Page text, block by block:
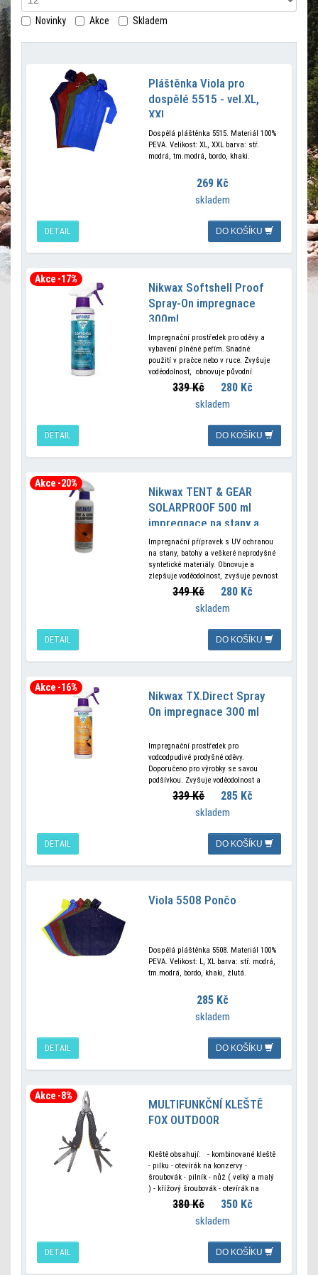
vybavení
a
doplňky-
Novinky Akce Skladem
Pláštěnka Viola pro
dospělé 5515 - vel.XL,
XXL
Dospělá pláštěnka 5515. Materiál 100%
PEVA. Velikost: XL, XXL barva: stř.
modrá, tm.modrá, bordo, khaki.
269 Kč
skladem
DETAIL DO KOŠÍKU
Nikwax Softshell Proof
Spray-On impregnace
300ml
Akce -17%
Impregnační prostředek pro oděvy a
vybavení plněné peřím. Snadné
použití v pračce nebo v ruce. Zvyšuje
voděodolnost, obnovuje původní
izolační vlastnosti a prodyšnost.
Vhodný pro péřové oblečení a péřové
spací pytle. Výhody použití tohoto
339 Kč 280 Kč
skladem
DETAIL DO KOŠÍKU
Nikwax TENT & GEAR
SOLARPROOF 500 ml
impregnace na stany a
batohy
Akce -20%
Impregnační přípravek s UV ochranou
na stany, batohy a veškeré neprodyšné
syntetické materiály. Obnovuje a
zlepšuje voděodolnost, zvyšuje pevnost
tkanin a chrání proti UV záření.
Prodlužuje životnost a optimalizuje
349 Kč 280 Kč
skladem
DETAIL DO KOŠÍKU
Nikwax TX.Direct Spray
On impregnace 300 ml
Akce -16%
Impregnační prostředek pro
vodoodpudivé prodyšné oděvy.
Doporučeno pro výrobky se savou
podšívkou. Zvyšuje voděodolnost a
obnovuje prodyšnost materiálů. Snadné
použití pomocí mechanického
rozprašovače. Vhodný pro zátěry,
339 Kč 285 Kč
skladem
DETAIL DO KOŠÍKU
Viola 5508 Pončo
Dospělá pláštěnka 5508. Materiál 100%
PEVA. Velikost: L, XL barva: stř. modrá,
tm.modrá, bordo, khaki, žlutá.
285 Kč
skladem
DETAIL DO KOŠÍKU
MULTIFUNKČNÍ KLEŠTĚ
FOX OUTDOOR
Akce -8%
Kleště obsahují: - kombinované kleště
- pilku - otevírák na konzervy -
šroubovák - pilník - nůž ( velký a malý
) - křížový šroubovák - otevírák na
lahve Rozměry složený stav: 10 x 4, 5
380 Kč 350 Kč
skladem
DETAIL DO KOŠÍKU